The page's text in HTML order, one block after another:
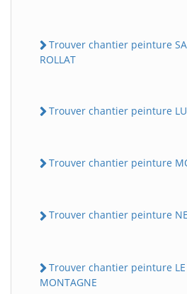
Trouver chantier peinture
ROLLAT
Trouver chantier peinture
Trouver chantier peinture
Trouver chantier peinture
Trouver chantier peinture LE
MONTAGNE